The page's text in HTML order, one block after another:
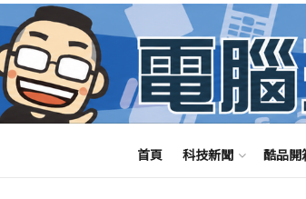
首頁 科技新聞 酷品開